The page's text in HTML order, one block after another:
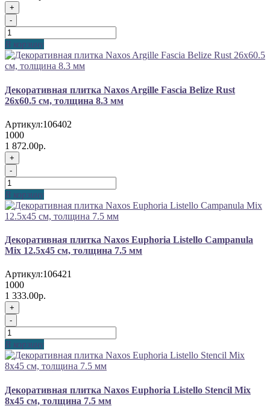
+
-
В корзину
Декоративная плитка Naxos Argille Fascia Belize Rust
26x60.5 см, толщина 8.3 мм
Артикул:106402
1000
1 872.00р.
+
-
В корзину
Декоративная плитка Naxos Euphoria Listello Campanula
Mix 12.5x45 см, толщина 7.5 мм
Артикул:106421
1000
1 333.00р.
+
-
В корзину
Декоративная плитка Naxos Euphoria Listello Stencil Mix
8x45 см, толщина 7.5 мм